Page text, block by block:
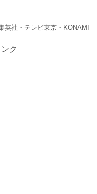
英社・テレビ東京・KONAMI
ク